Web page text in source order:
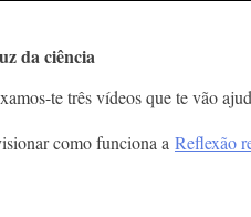
da ciência
te três vídeos que te vão
como funciona a Reflexão